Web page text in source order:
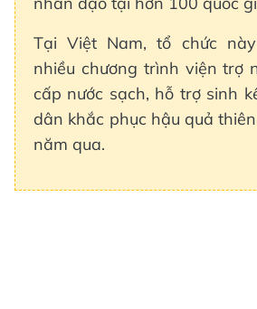
Tại Việt Nam, tổ chức
nhiều chương trình viện trợ
cấp nước sạch, hỗ trợ sinh
dân khắc phục hậu quả
năm qua.